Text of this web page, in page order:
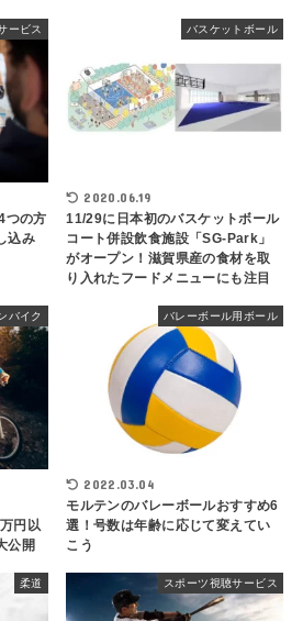
ービス
つの方
込み
バスケットボール
2020.06.19
11/29に日本初のバスケットボール
コート併設飲食施設「SG-Park」
がオープン！滋賀県産の食材を取
り入れたフードメニューにも注目
バイク
円以
公開
バレーボール用ボール
2022.03.04
モルテンのバレーボールおすすめ6
選！号数は年齢に応じて変えてい
こう
柔道 スポーツ視聴サービス